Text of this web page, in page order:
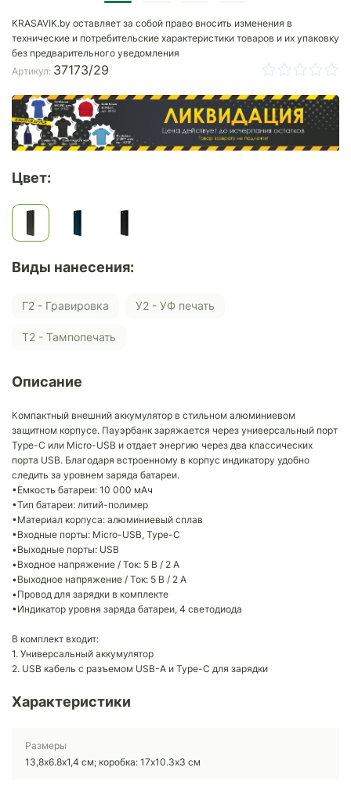
KRASAVIK.by оставляет за собой право вносить изменения в
технические и потребительские характеристики товаров и их упаковку
без предварительного уведомления
Артикул: 37173/29
Цвет:
Виды нанесения:
Г2 - Гравировка У2 - УФ печать
Т2 - Тампопечать
Описание
Компактный внешний аккумулятор в стильном алюминиевом
защитном корпусе. Пауэрбанк заряжается через универсальный порт
Type-C или Micro-USB и отдает энергию через два классических
порта USB. Благодаря встроенному в корпус индикатору удобно
следить за уровнем заряда батареи.
•Емкость батареи: 10 000 мАч
•Тип батареи: литий-полимер
•Материал корпуса: алюминиевый сплав
•Входные порты: Micro-USB, Type-C
•Выходные порты: USB
•Входное напряжение / Ток: 5 В / 2 A
•Выходное напряжение / Ток: 5 В / 2 A
•Провод для зарядки в комплекте
•Индикатор уровня заряда батареи, 4 светодиода
В комплект входит:
1. Универсальный аккумулятор
2. USB кабель с разъемом USB-A и Type-C для зарядки
Характеристики
Размеры
13,8х6.8х1,4 см; коробка: 17х10.3х3 см